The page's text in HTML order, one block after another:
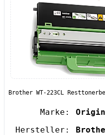
Brother WT-223CL
Marke:
Hersteller: